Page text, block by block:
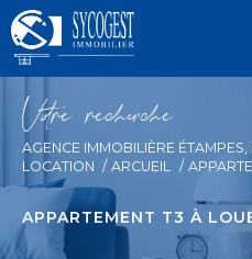
Vore recece
AGENCE IMMOBILIÈRE ÉTAMPES,
LOCATION
ARCUEIL
APPARTEMENT T3 À